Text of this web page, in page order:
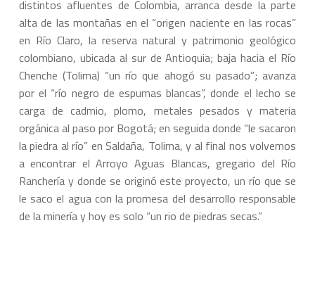
distintos afluentes de Colombia, arranca desde la parte
alta de las montañas en el “origen naciente en las rocas”
en Río Claro, la reserva natural y patrimonio geológico
colombiano, ubicada al sur de Antioquia; baja hacia el Río
Chenche (Tolima) “un río que ahogó su pasado”; avanza
por el “río negro de espumas blancas”, donde el lecho se
carga de cadmio, plomo, metales pesados y materia
orgánica al paso por Bogotá; en seguida donde “le sacaron
la piedra al río” en Saldaña, Tolima, y al final nos volvemos
a encontrar el Arroyo Aguas Blancas, gregario del Río
Ranchería y donde se originó este proyecto, un río que se
le saco el agua con la promesa del desarrollo responsable
de la minería y hoy es solo “un rio de piedras secas.”